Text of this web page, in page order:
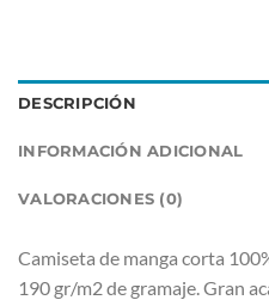
DESCRIPCIÓN
INFORMACIÓN ADICIONAL
VALORACIONES (0)
Camiseta de manga corta
190 gr/m2 de gramaje. Gran